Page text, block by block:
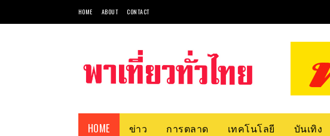
HOME ABOUT CONTACT
HOME ข่าว การตลาด เทคโนโลยี บันเทิง